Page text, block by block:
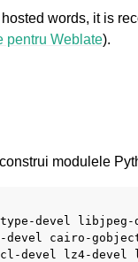
words, it is
pentru Weblate).
modulele
devel libjpeg-
devel cairo-
devel lz4-devel